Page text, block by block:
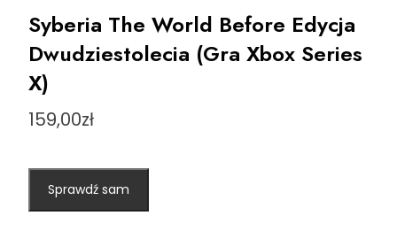
Syberia The World Before Edycja
Dwudziestolecia (Gra Xbox Series
X)
159,00zł
Sprawdź sam